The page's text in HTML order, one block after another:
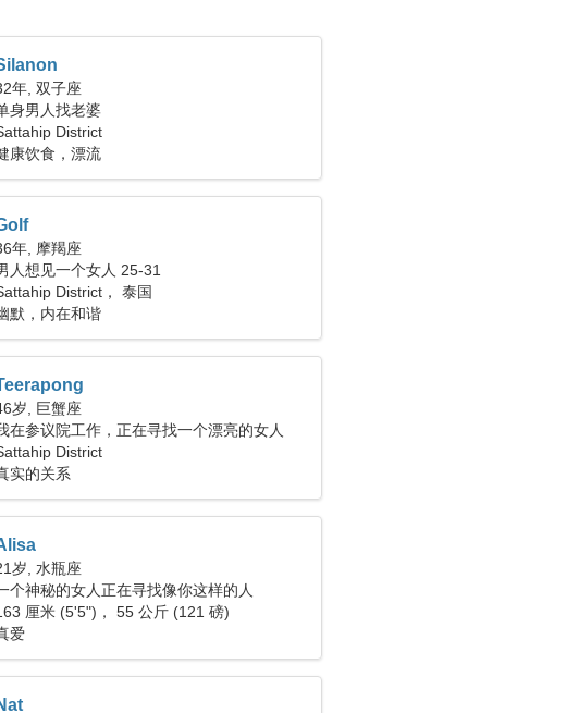
年, 双子座
身男人找老婆
District
康饮食，漂流
年, 摩羯座
人想见一个女人 25-31
District， 泰国
默，内在和谐
岁, 巨蟹座
在参议院工作，正在寻找一个漂亮的女人
District
实的关系
岁, 水瓶座
个神秘的女人正在寻找像你这样的人
厘米 (5'5")， 55 公斤 (121 磅)
爱